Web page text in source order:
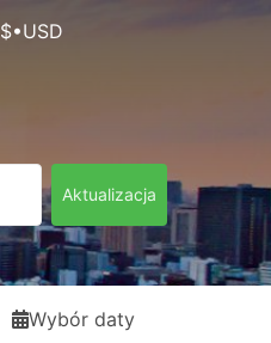
$•USD
Aktualizacja
Wybór daty